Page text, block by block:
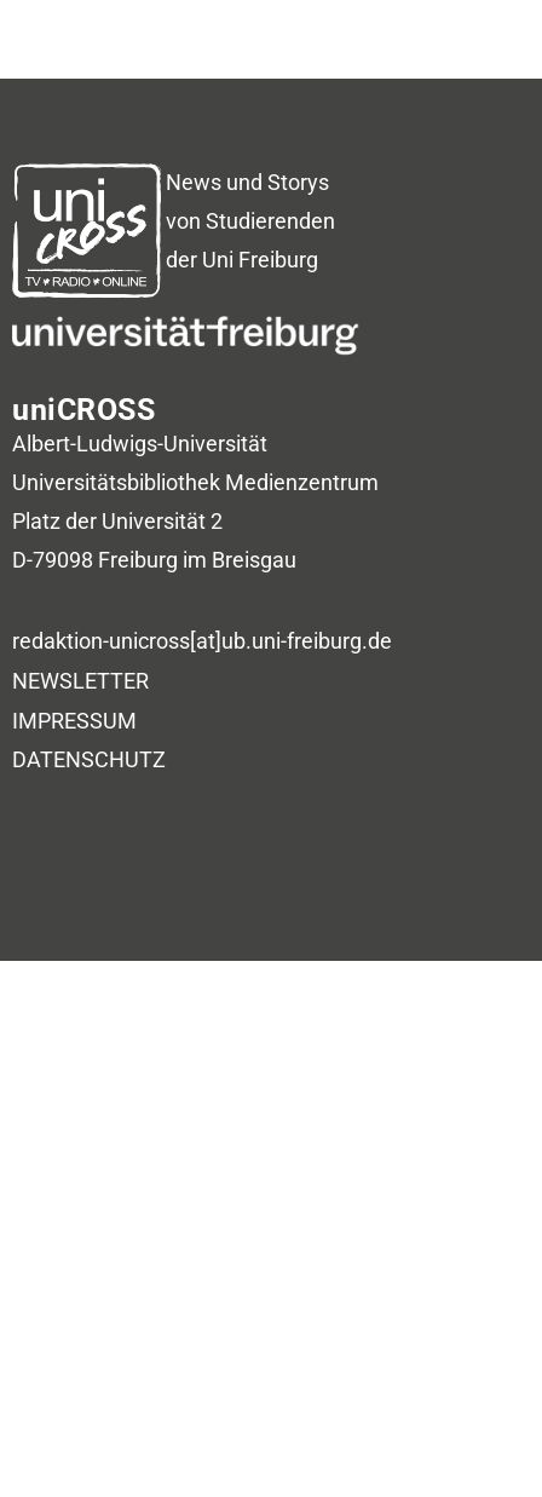
News und Storys
von Studierenden
der Uni Freiburg
uniCROSS
Albert-Ludwigs-Universität
Universitätsbibliothek Medienzentrum
Platz der Universität 2
D-79098 Freiburg im Breisgau
redaktion-unicross[at]ub.uni-freiburg.de
NEWSLETTER
IMPRESSUM
DATENSCHUTZ